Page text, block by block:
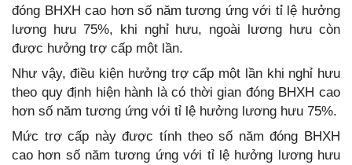
đóng BHXH cao hơn số năm tương ứng với tỉ lệ hưởng
lương hưu 75%, khi nghỉ hưu, ngoài lương hưu còn
được hưởng trợ cấp một lần.
Như vậy, điều kiện hưởng trợ cấp một lần khi nghỉ hưu
theo quy định hiện hành là có thời gian đóng BHXH cao
hơn số năm tương ứng với tỉ lệ hưởng lương hưu 75%.
Mức trợ cấp này được tính theo số năm đóng BHXH
cao hơn số năm tương ứng với tỉ lệ hưởng lương hưu